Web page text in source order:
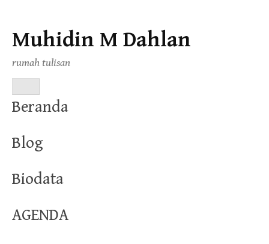
Skip
content
Muhidin M Dahlan
rumah tulisan
Beranda
Blog
Biodata
AGENDA